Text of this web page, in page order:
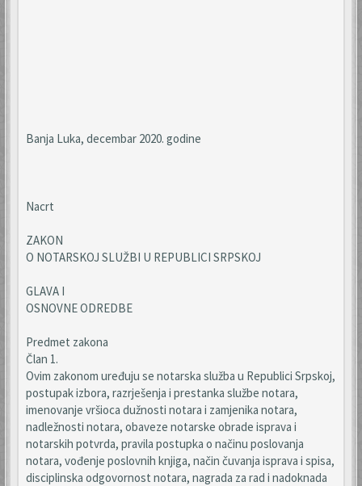
Banja Luka, decembar 2020. godine
Nacrt
ZAKON
O NOTARSKOJ SLUŽBI U REPUBLICI SRPSKOJ
GLAVA I
OSNOVNE ODREDBE
Predmet zakona
Član 1.
Ovim zakonom uređuju se notarska služba u Republici Srpskoj,
postupak izbora, razrješenja i prestanka službe notara,
imenovanje vršioca dužnosti notara i zamjenika notara,
nadležnosti notara, obaveze notarske obrade isprava i
notarskih potvrda, pravila postupka o načinu poslovanja
notara, vođenje poslovnih knjiga, način čuvanja isprava i spisa,
disciplinska odgovornost notara, nagrada za rad i nadoknada